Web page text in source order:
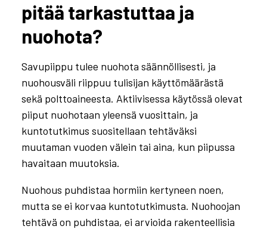
pitää tarkastuttaa ja
nuohota?
Savupiippu tulee nuohota säännöllisesti, ja
nuohousväli riippuu tulisijan käyttömäärästä
sekä polttoaineesta. Aktiivisessa käytössä olevat
piiput nuohotaan yleensä vuosittain, ja
kuntotutkimus suositellaan tehtäväksi
muutaman vuoden välein tai aina, kun piipussa
havaitaan muutoksia.
Nuohous puhdistaa hormiin kertyneen noen,
mutta se ei korvaa kuntotutkimusta. Nuohoojan
tehtävä on puhdistaa, ei arvioida rakenteellisia